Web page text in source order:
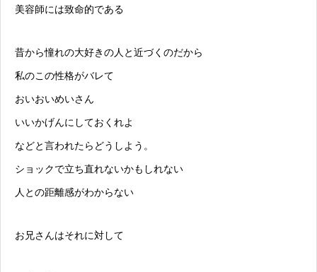
美容師には致命的である
昔から憧れの大好きの人と近づくのだから
私のこの性格がバレて
おいおいめいさん
いいかげんにしておくれよ
などと言われたらどうしよう。
ショックで立ち直れないかもしれない
人との距離感がわからない
お兄さんはそれに対して